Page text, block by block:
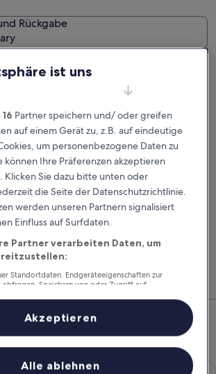
Rückgabe
hinzufügen
Rückgabedatum
21. Aug.
Rückgabezeit
Suchen
und buche Flug, Hotel
zusammen, um noch mehr zu
–
Spark
ist uns
16 Partner speichern und/ oder greifen
auf einem Gerät zu, z.B. auf eindeutige
um personenbezogene Daten zu
können Ihre Präferenzen akzeptieren
Klicken Sie dazu bitte unten oder
die Seite der Datenschutzrichtlinie.
werden unseren Partnern signalisiert
Einfluss auf Surfdaten.
Partner verarbeiten Daten, um
Standortdaten. Endgeräteeigenschaften zur
Speichern von oder Zugriff auf
Werbeleistung und der Performance von Inhalten,
sowie Entwicklung und Verbesserung von
(Lieferanten)
Alle ablehnen
Akzeptieren